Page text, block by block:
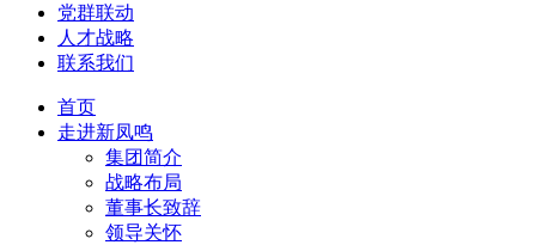
党群联动
人才战略
联系我们
首页
走进新凤鸣
集团简介
战略布局
董事长致辞
领导关怀